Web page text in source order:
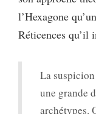
l’Hexagone
Réticences qu’il
La
une grande
archétypes.